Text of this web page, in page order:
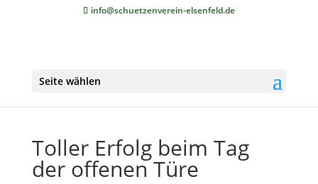
info@schuetzenverein-elsenfeld.de
Seite wählen
Toller Erfolg beim Tag
der offenen Türe